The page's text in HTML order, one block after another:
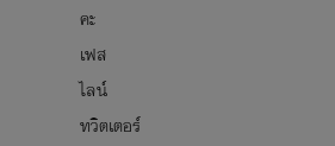
คะ
เฟส
ไลน์
ทวิตเตอร์